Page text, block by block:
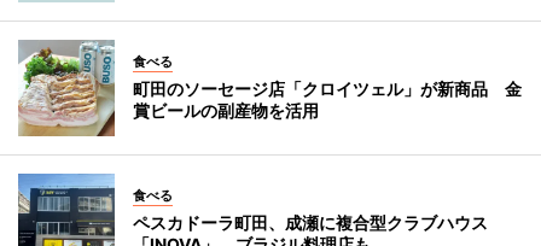
食べる
町田のソーセージ店「クロイツェル」が新商品 金
賞ビールの副産物を活用
食べる
ペスカドーラ町田、成瀬に複合型クラブハウス